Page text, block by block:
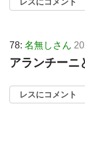
78: 名無しさん
アランチーニ
レスにコメント